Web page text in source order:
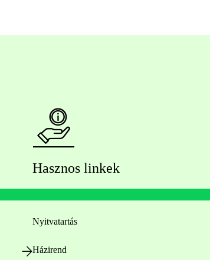
Hasznos linkek
Nyitvatartás
Házirend